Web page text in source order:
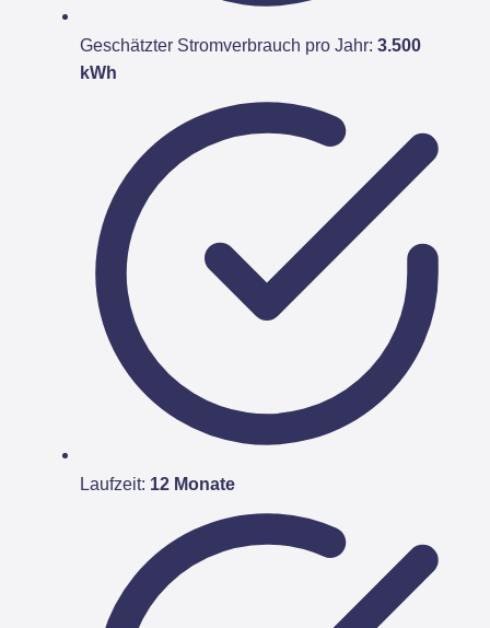
Geschätzter Stromverbrauch pro Jahr: 3.500
kWh
Laufzeit: 12 Monate